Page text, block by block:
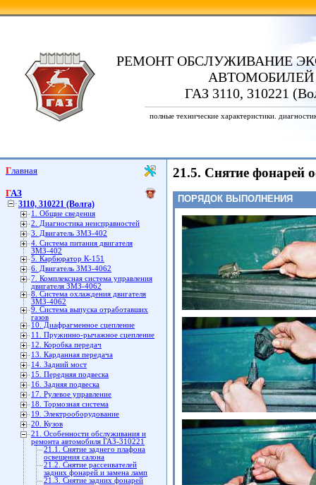
РЕМОНТ ОБСЛУЖИВАНИЕ
АВТОМОБИЛЕЙ
ГАЗ 3110, 310221
полные технические характеристики.
Главная
ГАЗ
3110, 310221 (Волга)
1. Общие сведения
2. Диагностика неисправностей
3. Двигатель ЗМЗ-402
4. Система питания двигателя
ЗМЗ-402
5. Карбюратор К-151
6. Двигатель ЗМЗ-4062
7. Комплексная система управления
двигателя ЗМЗ-4062
8. Система охлаждения двигателя
ЗМЗ-4062
9. Система выпуска отработавших
газов
10. Диафрагменное сцепление
11. Пружинно-рычажное сцепление
12. Коробка передач
13. Карданная передача
14. Задний мост
15. Передняя подвеска
16. Задняя подвеска
17. Рулевое управление
18. Тормозная система
19. Электрооборудование
20. Кузов
21. Особенности обслуживания и
ремонта автомобиля ГАЗ-310221
21.1. Снятие заднего плафона
освещения салона
21.2. Снятие рассеивателей
задних фонарей и замена ламп
21.3. Снятие задних фонарей
21.5. Снятие фонарей
ПОРЯДОК ВЫПОЛНЕНИЯ